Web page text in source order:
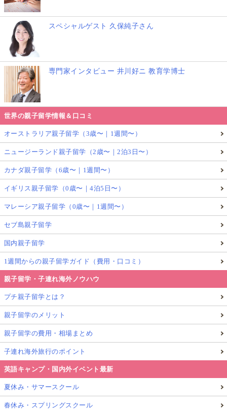
例えば1回目は日本で受けて、2回目を上海で受けても
大丈夫なの？
という疑問もありますよね。
予防接種は感染症から子供を守るためのものなので、
メーカーが違うからといって効能が大きく違ったり、
効果が薄れるといった心配は要らないようです。
どうしても気になる方は事前に病院側に扱っているワ
クチンについてお問合せされると丁寧に答えていただ
けますよ。
また日本の母子手帳を持参すれば、予防接種欄に同じ
検診もできます。
日本での予防接種以外に特別に受けるべき予
防接種はある？
中国に駐在になった場合には、大人でもB型肝炎と狂
犬病の予防接種を指導される会社も多いようです。
実際には…のら犬はほぼいません。
リードなしで歩道を走っている犬も見かけますが、飼
い犬はよくしつけがされていて暴走するようなことも
スペシャルゲスト 久保純子さん
専門家インタビュー 井川好ニ 教育学博士
世界の親子留学情報＆口コミ
オーストラリア親子留学（3歳〜｜1週間〜）
ニュージーランド親子留学（2歳〜｜2泊3日〜）
カナダ親子留学（6歳〜｜1週間〜）
イギリス親子留学（0歳〜｜4泊5日〜）
マレーシア親子留学（0歳〜｜1週間〜）
セブ島親子留学
国内親子留学
1週間からの親子留学ガイド（費用・口コミ）
親子留学・子連れ海外ノウハウ
プチ親子留学とは？
親子留学のメリット
親子留学の費用・相場まとめ
子連れ海外旅行のポイント
英語キャンプ・国内外イベント最新
夏休み・サマースクール
春休み・スプリングスクール